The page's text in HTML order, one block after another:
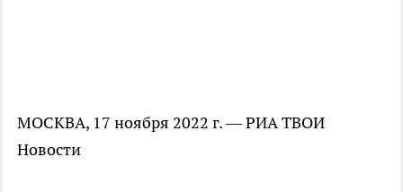
МОСКВА, 17 ноября 2022 г. — РИА ТВОИ
Новости